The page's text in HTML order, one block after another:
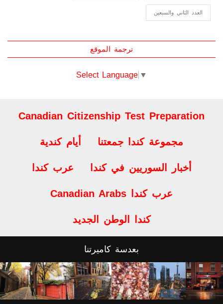
العدد الثاني والسبعين
ترجمة الموقع
Select Language ▼
Canadian Citizenship Test Preparation
أيام كندية مجموعة كندا جمعتنا
عرب كندا أخبار السوريين في كندا
Canadian Arabs عرب كندا
كندا الوطن الجديد
بعدسة كاميرتنا